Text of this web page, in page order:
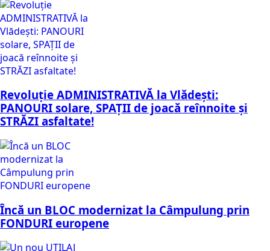
Revoluție ADMINISTRATIVĂ la Vlădești:
PANOURI solare, SPAȚII de joacă reînnoite și
STRĂZI asfaltate!
Încă un BLOC modernizat la Câmpulung prin
FONDURI europene